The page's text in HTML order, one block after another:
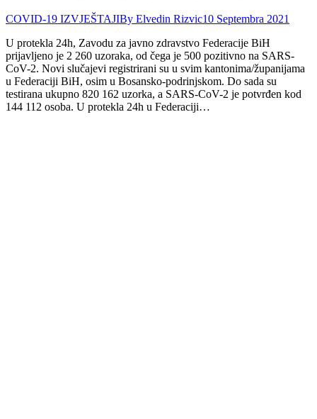
COVID-19 IZVJEŠTAJIBy Elvedin Rizvic10 Septembra 2021
U protekla 24h, Zavodu za javno zdravstvo Federacije BiH
prijavljeno je 2 260 uzoraka, od čega je 500 pozitivno na SARS-
CoV-2. Novi slučajevi registrirani su u svim kantonima/županijama
u Federaciji BiH, osim u Bosansko-podrinjskom. Do sada su
testirana ukupno 820 162 uzorka, a SARS-CoV-2 je potvrđen kod
144 112 osoba. U protekla 24h u Federaciji…